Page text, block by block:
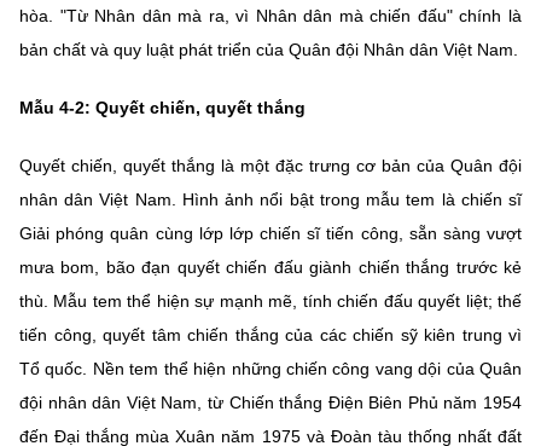
hòa. "Từ Nhân dân mà ra, vì Nhân dân mà chiến đấu" chính là
bản chất và quy luật phát triển của Quân đội Nhân dân Việt Nam.
Mẫu 4-2: Quyết chiến, quyết thắng
Quyết chiến, quyết thắng là một đặc trưng cơ bản của Quân đội
nhân dân Việt Nam. Hình ảnh nổi bật trong mẫu tem là chiến sĩ
Giải phóng quân cùng lớp lớp chiến sĩ tiến công, sẵn sàng vượt
mưa bom, bão đạn quyết chiến đấu giành chiến thắng trước kẻ
thù. Mẫu tem thể hiện sự mạnh mẽ, tính chiến đấu quyết liệt; thế
tiến công, quyết tâm chiến thắng của các chiến sỹ kiên trung vì
Tổ quốc. Nền tem thể hiện những chiến công vang dội của Quân
đội nhân dân Việt Nam, từ Chiến thắng Điện Biên Phủ năm 1954
đến Đại thắng mùa Xuân năm 1975 và Đoàn tàu thống nhất đất